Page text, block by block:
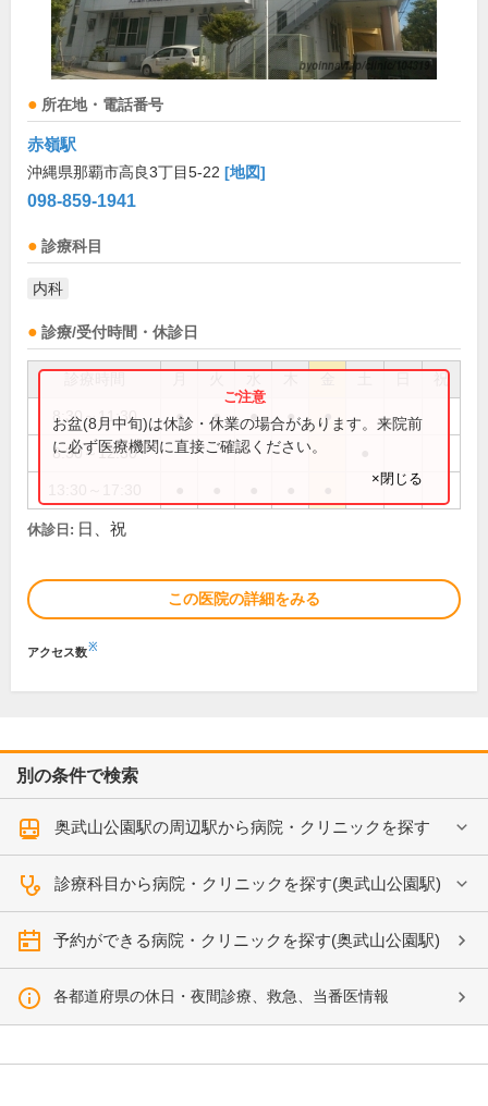
所在地・電話番号
赤嶺駅
沖縄県那覇市高良3丁目5-22 [地図]
098-859-1941
診療科目
内科
診療/受付時間・休診日
祝
8:30～11:30 ● ● ● ● ●
8:30～12:30
お盆(8月中旬)は休診・休業の場合があります。来院前
に必ず医療機関に直接ご確認ください。
×閉じる
休診日: 日、祝
この医院の詳細をみる
アクセス数※
別の条件で検索
奥武山公園駅の周辺駅から病院・クリニックを探す
診療科目から病院・クリニックを探す(奥武山公園駅)
予約ができる病院・クリニックを探す(奥武山公園駅)
各都道府県の休日・夜間診療、救急、当番医情報